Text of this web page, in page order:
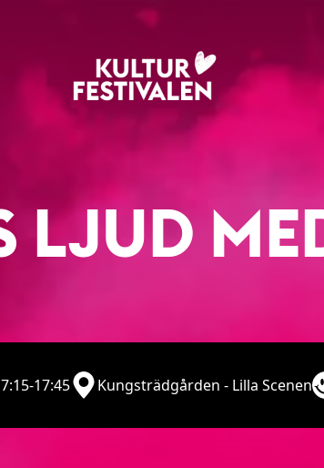
LJUD
17:45 Kungsträdgården - Lilla Scenen